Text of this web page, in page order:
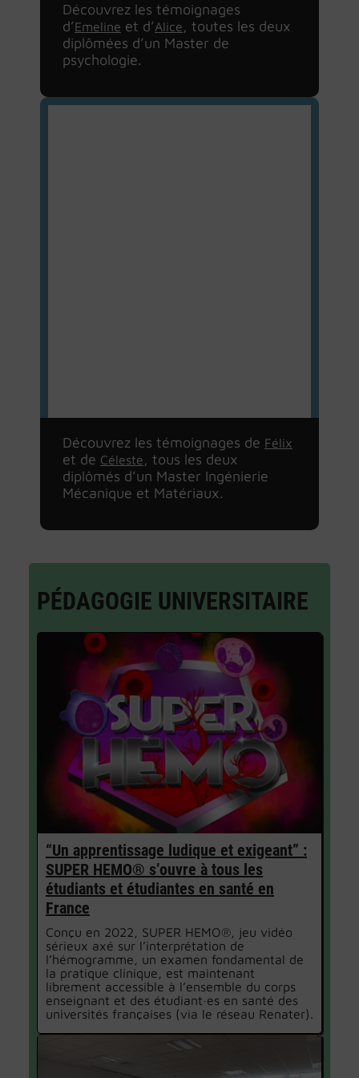
Découvrez les témoignages
d’Emeline et d’Alice, toutes les deux
diplômées d’un Master de
psychologie.
Découvrez les témoignages de Félix
et de Céleste, tous les deux
diplômés d’un Master Ingénierie
Mécanique et Matériaux.
PÉDAGOGIE UNIVERSITAIRE
“Un apprentissage ludique et exigeant” :
SUPER HEMO® s’ouvre à tous les
étudiants et étudiantes en santé en
France
Conçu en 2022, SUPER HEMO®, jeu vidéo
sérieux axé sur l’interprétation de
l’hémogramme, un examen fondamental de
la pratique clinique, est maintenant
librement accessible à l’ensemble du corps
enseignant et des étudiant·es en santé des
universités françaises (via le réseau Renater).